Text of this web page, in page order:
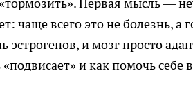
Первая мысль —
чаще всего это не болезнь, а
эстрогенов, и мозг просто
и как помочь себе